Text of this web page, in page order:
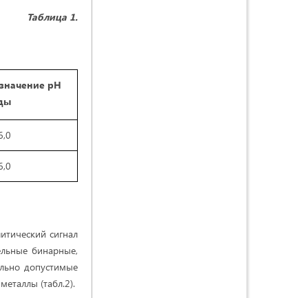
Таблица 1.
pH
сигнал
бинарные,
допустимые
(табл.2).